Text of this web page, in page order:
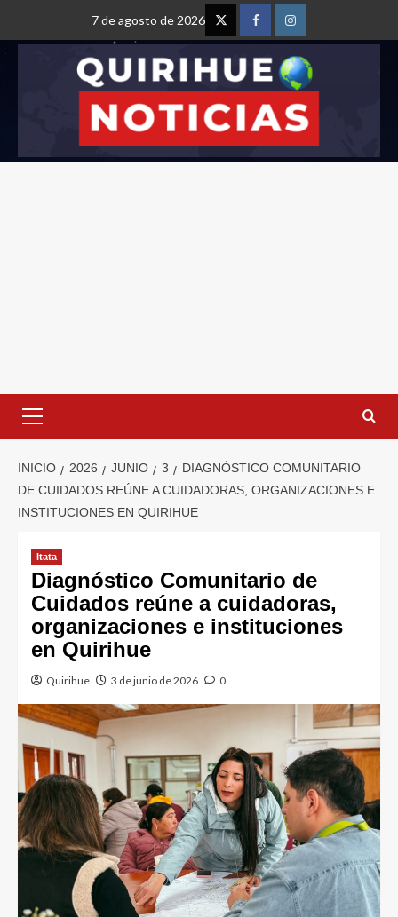
7 de agosto de 2026
INICIO 2026 JUNIO 3
DIAGNÓSTICO COMUNITARIO
DE CUIDADOS REÚNE A CUIDADORAS, ORGANIZACIONES E
INSTITUCIONES EN QUIRIHUE
Itata
Diagnóstico Comunitario de
Cuidados reúne a cuidadoras,
organizaciones e instituciones
en Quirihue
Quirihue 3 de junio de 2026 0